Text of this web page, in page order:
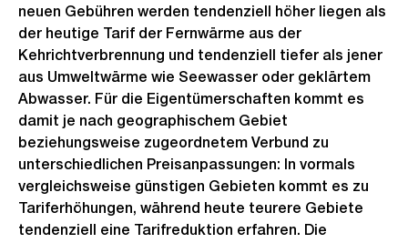
neuen Gebühren werden tendenziell höher liegen als
der heutige Tarif der Fernwärme aus der
Kehrichtverbrennung und tendenziell tiefer als jener
aus Umweltwärme wie Seewasser oder geklärtem
Abwasser. Für die Eigentümerschaften kommt es
damit je nach geographischem Gebiet
beziehungsweise zugeordnetem Verbund zu
unterschiedlichen Preisanpassungen: In vormals
vergleichsweise günstigen Gebieten kommt es zu
Tariferhöhungen, während heute teurere Gebiete
tendenziell eine Tarifreduktion erfahren. Die